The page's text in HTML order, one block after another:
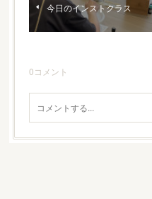
今日のインストクラス
0コメント